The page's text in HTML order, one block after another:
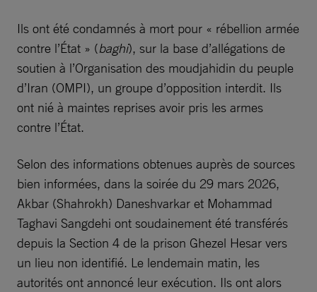
Ils ont été condamnés à mort pour « rébellion armée
contre l’État » (baghi), sur la base d’allégations de
soutien à l’Organisation des moudjahidin du peuple
d’Iran (OMPI), un groupe d’opposition interdit. Ils
ont nié à maintes reprises avoir pris les armes
contre l’État.
Selon des informations obtenues auprès de sources
bien informées, dans la soirée du 29 mars 2026,
Akbar (Shahrokh) Daneshvarkar et Mohammad
Taghavi Sangdehi ont soudainement été transférés
depuis la Section 4 de la prison Ghezel Hesar vers
un lieu non identifié. Le lendemain matin, les
autorités ont annoncé leur exécution. Ils ont alors